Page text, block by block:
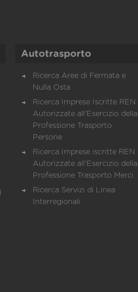
Autotrasporto
Ricerca Aree di Fermata e
Nulla Osta
Ricerca Imprese Iscritte REN
Autorizzate all'Esercizio della
Professione Trasporto
Persone
Ricerca Imprese iscritte REN
Autorizzate all'Esercizio della
Professione Trasporto Merci
Ricerca Servizi di Linea
Interregionali